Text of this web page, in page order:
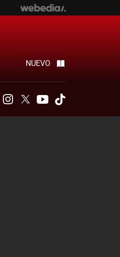
NUEVO
FacebookInstagram
Twitter Youtube